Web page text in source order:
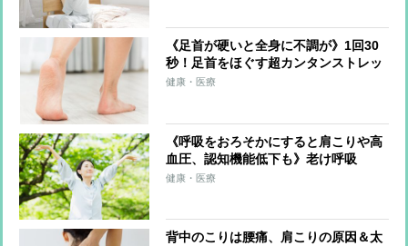
《足首が硬いと全身に不調が》1回30
秒！足首をほぐす超カンタンストレッ
チ 足首を硬くしない習慣も紹介
健康・医療
《呼吸をおろそかにすると肩こりや高
血圧、認知機能低下も》老け呼吸
を“長生き呼吸”に変える「呼吸筋スト
健康・医療
背中のこりは腰痛、肩こりの原因＆太